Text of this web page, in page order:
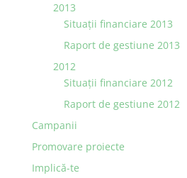
2013
Situaţii financiare 2013
Raport de gestiune 2013
2012
Situaţii financiare 2012
Raport de gestiune 2012
Campanii
Promovare proiecte
Implică-te